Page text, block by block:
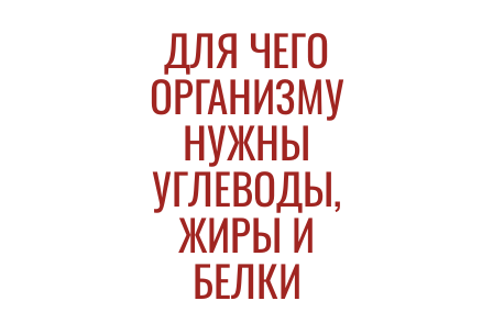
ДЛЯ ЧЕГО
ОРГАНИЗМУ
НУЖНЫ
УГЛЕВОДЫ,
ЖИРЫ И
БЕЛКИ